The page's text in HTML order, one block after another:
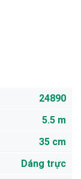
24890
5.5 m
35 cm
Dáng trực